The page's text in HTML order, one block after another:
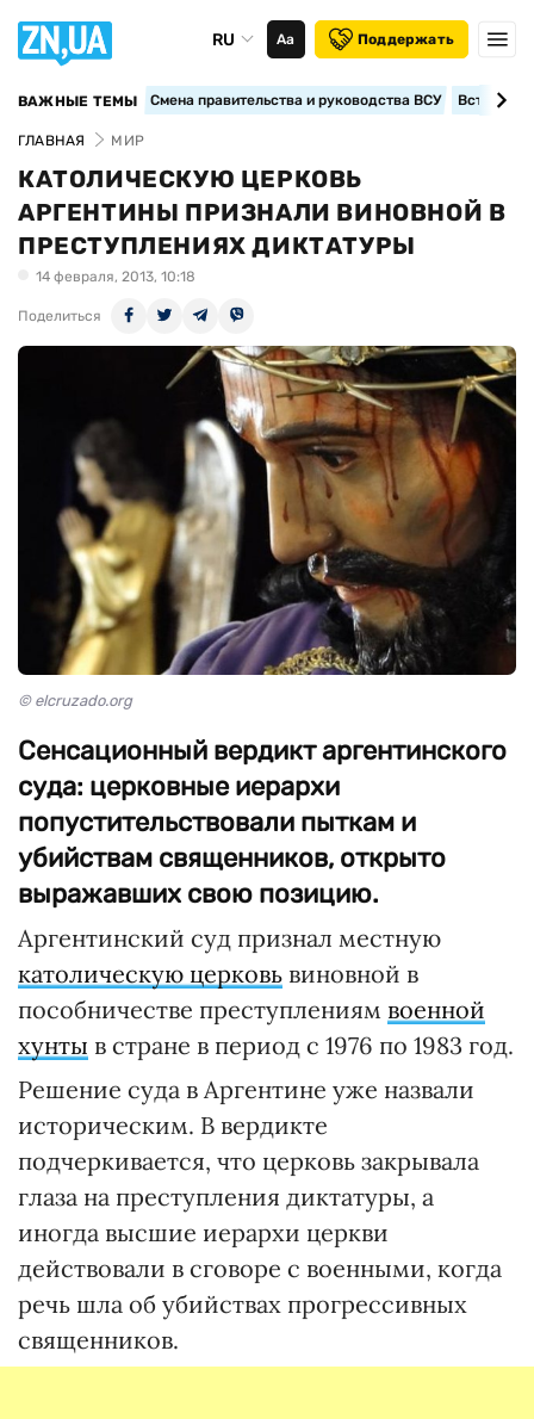
RU Аа Поддержать
ВАЖНЫЕ ТЕМЫ Смена правительства и руководства ВСУ
ГЛАВНАЯ МИР
КАТОЛИЧЕСКУЮ ЦЕРКОВЬ
АРГЕНТИНЫ ПРИЗНАЛИ ВИНОВНОЙ В
ПРЕСТУПЛЕНИЯХ ДИКТАТУРЫ
14 февраля, 2013, 10:18
Поделиться
© elcruzado.org
Сенсационный вердикт аргентинского
суда: церковные иерархи
попустительствовали пыткам и
убийствам священников, открыто
выражавших свою позицию.
Аргентинский суд признал местную
католическую церковь виновной в
пособничестве преступлениям военной
хунты в стране в период с 1976 по 1983 год.
Решение суда в Аргентине уже назвали
историческим. В вердикте
подчеркивается, что церковь закрывала
глаза на преступления диктатуры, а
иногда высшие иерархи церкви
действовали в сговоре с военными, когда
речь шла об убийствах прогрессивных
священников.